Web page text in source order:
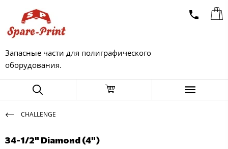
Запасные части для полиграфического
оборудования.
CHALLENGE
34-1/2" Diamond (4")